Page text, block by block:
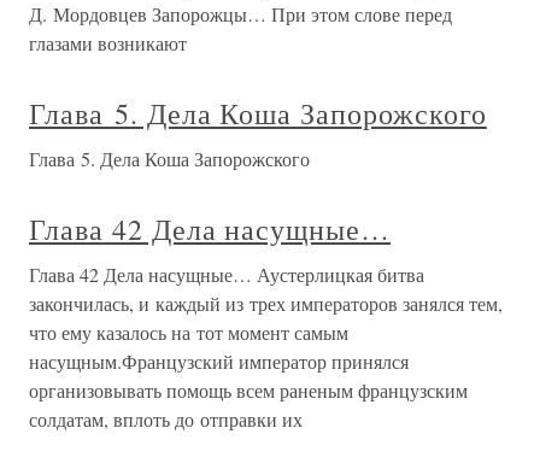
Д. Мордовцев Запорожцы… При этом слове перед
глазами возникают
Глава 5. Дела Коша Запорожского
Глава 5. Дела Коша Запорожского
Глава 42 Дела насущные…
Глава 42 Дела насущные… Аустерлицкая битва
закончилась, и каждый из трех императоров занялся тем,
что ему казалось на тот момент самым
насущным.Французский император принялся
организовывать помощь всем раненым французским
солдатам, вплоть до отправки их